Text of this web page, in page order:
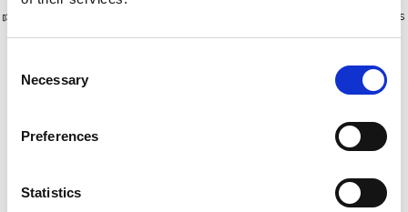
Selection
Necessary
Preferences
Statistics
Livraison gratuite aux Pays-Bas